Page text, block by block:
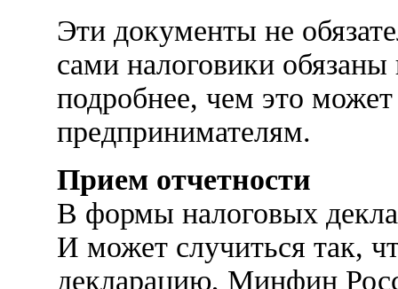
Эти документы не
сами налоговики
подробнее, чем это
предпринимателям.
Прием отчетности
В формы налоговых
И может случиться так,
декларацию, Минфин